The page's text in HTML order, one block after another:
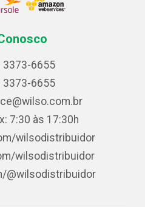
3373-6655
3373-6655
7:30 às 17:30h
wilsodistribuidor
wilsodistribuidor
@wilsodistribuidor